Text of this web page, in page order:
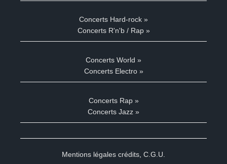
Concerts Hard-rock »
Concerts R'n'b / Rap »
Concerts World »
Concerts Electro »
Concerts Rap »
Concerts Jazz »
Mentions légales crédits C.G.U.